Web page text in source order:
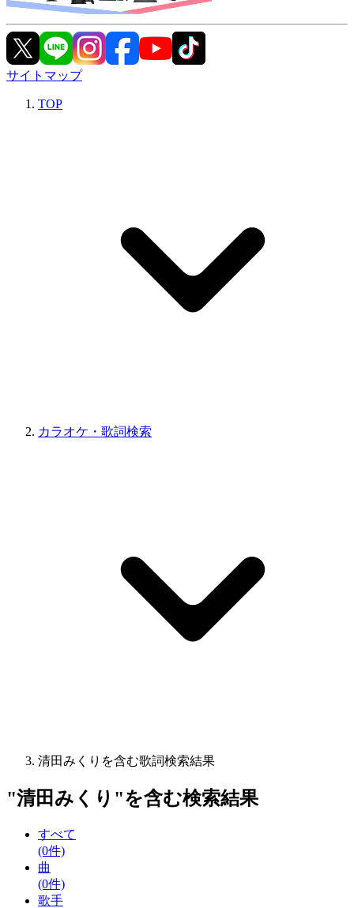
サイトマップ
TOP
カラオケ・歌詞検索
清田みくりを含む歌詞検索結果
"清田みくり "を含む検索結果
すべて
(0件)
曲
(0件)
歌手